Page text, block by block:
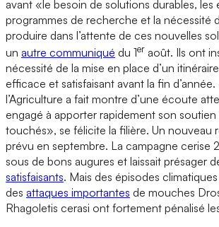
avant «le besoin de solutions durables, les
programmes de recherche et la nécessité
produire dans l’attente de ces nouvelles
un autre communiqué du 1er août. Ils ont
nécessité de la mise en place d’un
efficace et satisfaisant avant la fin
l’Agriculture a fait montre d’une écoute
engagé à apporter rapidement son
touchés», se félicite la filière. Un nouveau
prévu en septembre. La campagne cerise
sous de bons augures et laissait présager
satisfaisants. Mais des épisodes
des attaques importantes de mouches
Rhagoletis cerasi ont fortement pénalisé